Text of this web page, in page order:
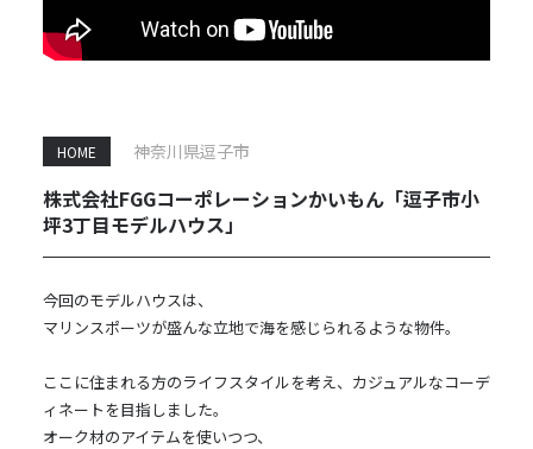
株式会社FGGコーポレーションかいもん「逗子市小
坪3丁目モデルハウス」
HOME 神奈川県逗子市
今回のモデルハウスは、
マリンスポーツが盛んな立地で海を感じられるような物件。
ここに住まれる方のライフスタイルを考え、カジュアルなコーデ
ィネートを目指しました。
オーク材のアイテムを使いつつ、